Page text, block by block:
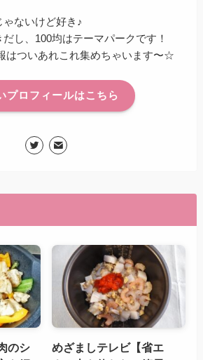
ないけど好き♪
し、100均はテーマパークです！
はついあれこれ集めちゃいます〜☆
プロフィールはこちら
のシ
めざましテレビ【省エ